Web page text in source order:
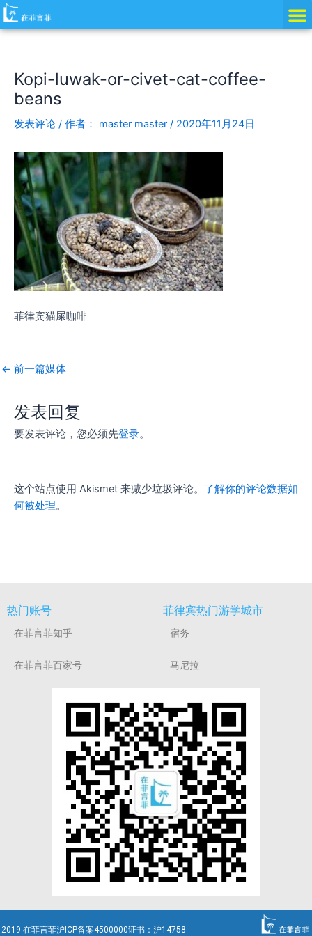
跳
至
Kopi-luwak-or-civet-cat-coffee-
beans
发表评论 / 作者： master master / 2020年11月24日
菲律宾猫屎咖啡
Post
navigation
← 前一篇媒体
发表回复
要发表评论，您必须先登录。
这个站点使用 Akismet 来减少垃圾评论。 了解你的评论数据如
何被处理。
热门账号
在菲言菲知乎
在菲言菲百家号
菲律宾热门游学城市
宿务
马尼拉
2019 在菲言菲沪ICP备案4500000证书：沪14758